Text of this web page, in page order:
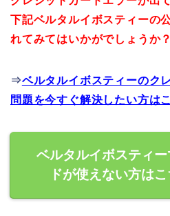
下記ベルタルイボスティーの
れてみてはいかがでしょうか？
⇒ベルタルイボスティーのク
問題を今すぐ解決したい方は
ベルタルイボスティ
ドが使えない方は